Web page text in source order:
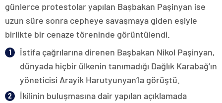
günlerce protestolar yapılan Başbakan Paşinyan ise
uzun süre sonra cepheye savaşmaya giden eşiyle
birlikte bir cenaze töreninde görüntülendi.
İstifa çağrılarına direnen Başbakan Nikol Paşinyan,
dünyada hiçbir ülkenin tanımadığı Dağlık Karabağ’ın
yöneticisi Arayik Harutyunyan’la görüştü.
İkilinin buluşmasına dair yapılan açıklamada